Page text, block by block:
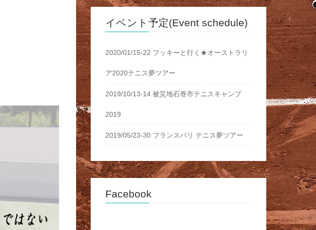
イベント予定(Event schedule)
2020/01/15-22 フッキーと行く★オーストラリ
ア2020テニス夢ツアー
2019/10/13-14 被災地石巻市テニスキャンプ
2019
2019/05/23-30 フランスパリ テニス夢ツアー
Facebook